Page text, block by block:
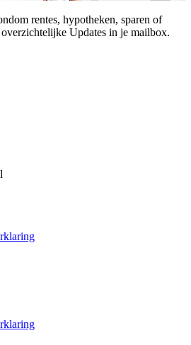
rentes, hypotheken, sparen of
Updates in je mailbox.